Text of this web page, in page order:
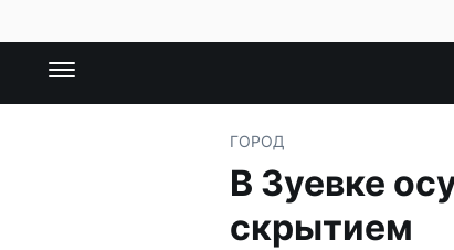
ГОРОД
В Зуевке
скрытием